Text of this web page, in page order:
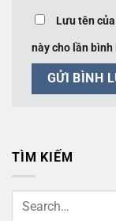
Lưu tên
này cho lần
TÌM KIẾM